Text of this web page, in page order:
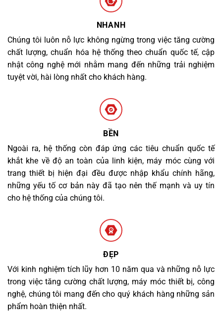
NHANH
Chúng tôi luôn nỗ lực không ngừng trong việc tăng cường
chất lượng, chuẩn hóa hệ thống theo chuẩn quốc tế, cập
nhật công nghệ mới nhằm mang đến những trải nghiệm
tuyệt vời, hài lòng nhất cho khách hàng.
BỀN
Ngoài ra, hệ thống còn đáp ứng các tiêu chuẩn quốc tế
khắt khe về độ an toàn của linh kiện, máy móc cùng với
trang thiết bị hiện đại đều được nhập khẩu chính hãng,
những yếu tố cơ bản này đã tạo nên thế mạnh và uy tín
cho hệ thống của chúng tôi.
ĐẸP
Với kinh nghiệm tích lũy hơn 10 năm qua và những nỗ lực
trong việc tăng cường chất lượng, máy móc thiết bị, công
nghệ, chúng tôi mang đến cho quý khách hàng những sản
phẩm hoàn thiện nhất.